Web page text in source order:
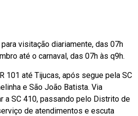
visitação diariamente, das 07h
até o carnaval, das 07h às q9h.
101 até Tijucas, após segue pela SC
e São João Batista. Via
a SC 410, passando pelo Distrito de
de atendimentos e escuta